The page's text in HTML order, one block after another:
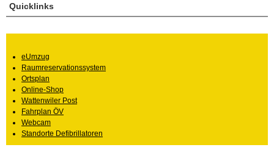
Quicklinks
eUmzug
Raumreservationssystem
Ortsplan
Online-Shop
Wattenwiler Post
Fahrplan ÖV
Webcam
Standorte Defibrillatoren